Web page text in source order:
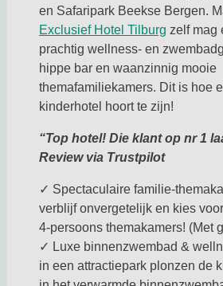
en Safaripark Beekse Bergen.
Exclusief Hotel TilburgDeze link
zelf mag
prachtig wellness- en
hippe bar en waanzinnig mooie
themafamiliekamers. Dit is hoe
kinderhotel hoort te zijn!
“Top hotel! Die klant op nr 1
Review via Trustpilot
✓ Spectaculaire familie-
verblijf onvergetelijk en kies
4-persoons themakamers! (Met
✓ Luxe binnenzwembad &
in een attractiepark plonzen de